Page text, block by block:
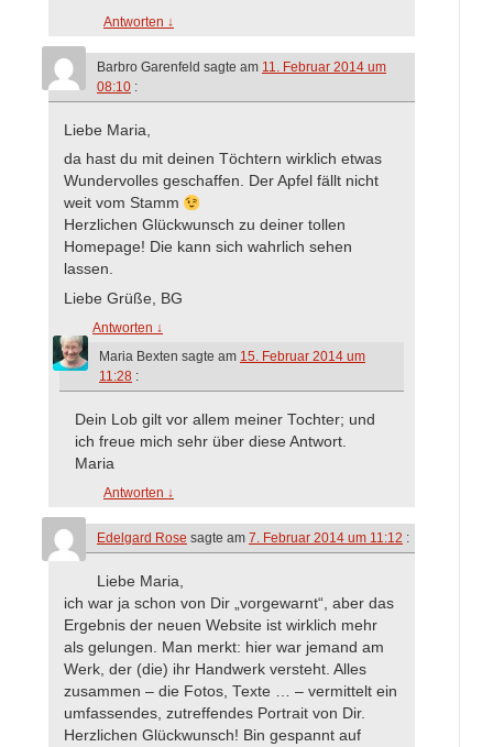
Antworten ↓
Barbro Garenfeld sagte am 11. Februar 2014 um
08:10 :
Liebe Maria,
da hast du mit deinen Töchtern wirklich etwas
Wundervolles geschaffen. Der Apfel fällt nicht
weit vom Stamm
Herzlichen Glückwunsch zu deiner tollen
Homepage! Die kann sich wahrlich sehen
lassen.
Liebe Grüße, BG
Antworten ↓
Maria Bexten sagte am 15. Februar 2014 um
11:28 :
Dein Lob gilt vor allem meiner Tochter; und
ich freue mich sehr über diese Antwort.
Maria
Antworten ↓
Edelgard Rose sagte am 7. Februar 2014 um 11:12 :
Liebe Maria,
ich war ja schon von Dir „vorgewarnt“, aber das
Ergebnis der neuen Website ist wirklich mehr
als gelungen. Man merkt: hier war jemand am
Werk, der (die) ihr Handwerk versteht. Alles
zusammen – die Fotos, Texte … – vermittelt ein
umfassendes, zutreffendes Portrait von Dir.
Herzlichen Glückwunsch! Bin gespannt auf